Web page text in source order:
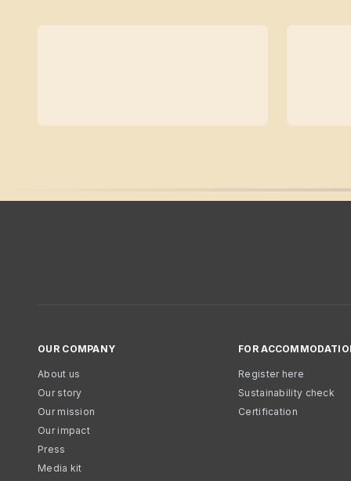
OUR COMPANY
About us
Our story
Our mission
Our impact
Press
Media kit
FOR
Register here
Sustainability check
Certification